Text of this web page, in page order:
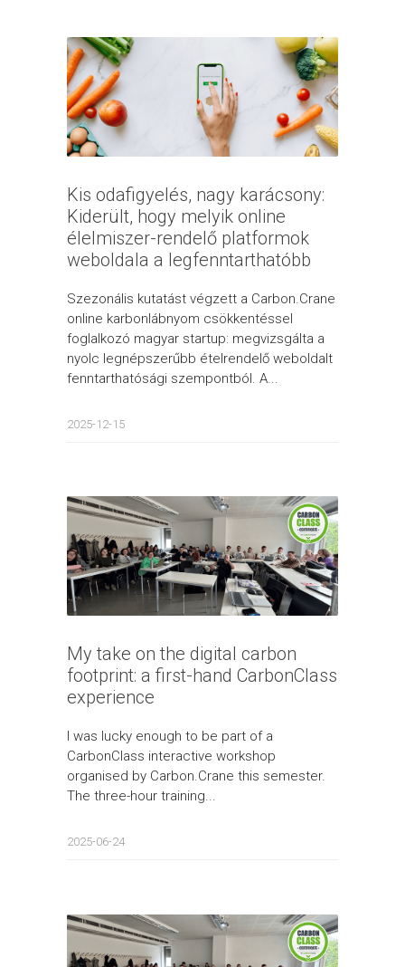
Kis odafigyelés, nagy karácsony:
Kiderült, hogy melyik online
élelmiszer-rendelő platformok
weboldala a legfenntarthatóbb
Szezonális kutatást végzett a Carbon.Crane
online karbonlábnyom csökkentéssel
foglalkozó magyar startup: megvizsgálta a
nyolc legnépszerűbb ételrendelő weboldalt
fenntarthatósági szempontból. A...
2025-12-15
My take on the digital carbon
footprint: a first-hand CarbonClass
experience
I was lucky enough to be part of a
CarbonClass interactive workshop
organised by Carbon.Crane this semester.
The three-hour training...
2025-06-24